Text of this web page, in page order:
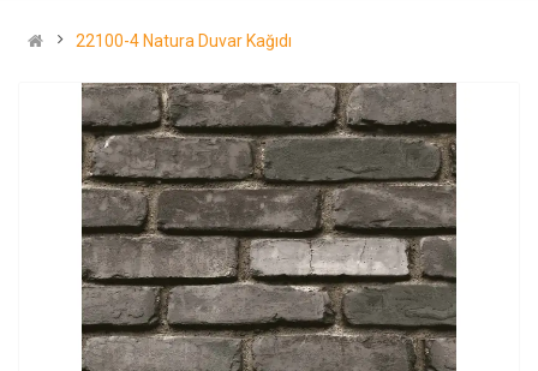
22100-4 Natura Duvar Kağıdı